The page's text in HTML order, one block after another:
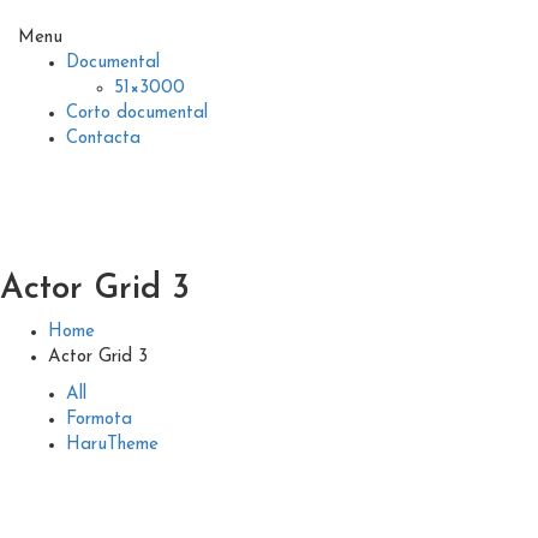
Menu
Documental
51×3000
Corto documental
Contacta
Actor Grid 3
Home
Actor Grid 3
All
Formota
HaruTheme